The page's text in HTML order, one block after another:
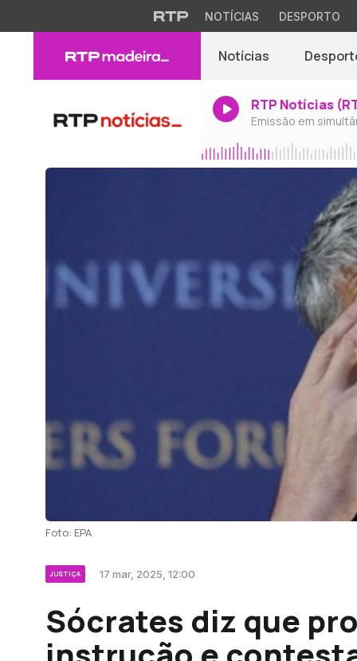
NOTÍCIAS DESPORTO
Notícias
RTP Notícias
Emissão em
Foto: EPA
JUSTIÇA 17 mar, 2025, 12:00
Sócrates diz que